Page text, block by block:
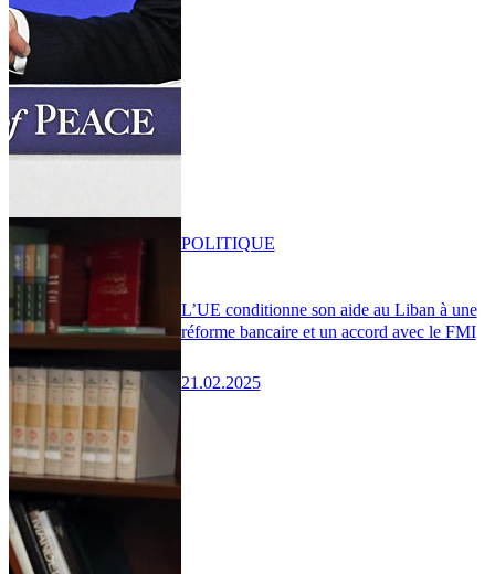
L’UE conditionne son aide au Liban à une
réforme bancaire et un accord avec le FMI
21.02.2025
POLITIQUE